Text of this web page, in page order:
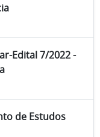
Edital 7/2022 -
de Estudos